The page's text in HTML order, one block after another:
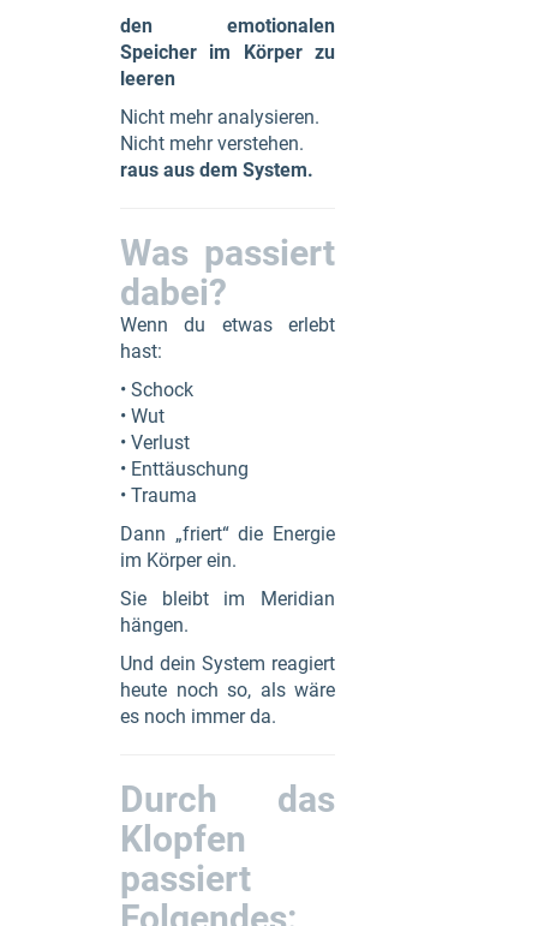
den emotionalen
Speicher im Körper zu
leeren
Nicht mehr analysieren.
Nicht mehr verstehen.
raus aus dem System.
Was passiert
dabei?
Wenn du etwas erlebt
hast:
• Schock
• Wut
• Verlust
• Enttäuschung
• Trauma
Dann „friert“ die Energie
im Körper ein.
Sie bleibt im Meridian
hängen.
Und dein System reagiert
heute noch so, als wäre
es noch immer da.
Durch das
Klopfen
passiert